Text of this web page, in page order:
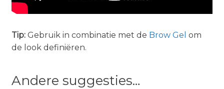
Tip:Gebruik in combinatie met de Brow Gel om
de look definiëren.
Andere suggesties…